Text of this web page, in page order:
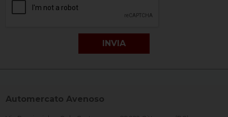
Automercato Avenoso